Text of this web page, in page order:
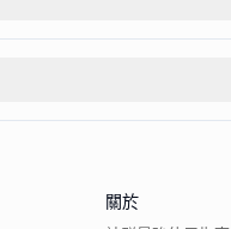
關於